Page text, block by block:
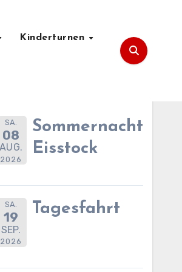
Kinderturnen
SA.
08
AUG.
2026
Sommernachtsfest
Eisstock
SA.
19
SEP.
2026
Tagesfahrt